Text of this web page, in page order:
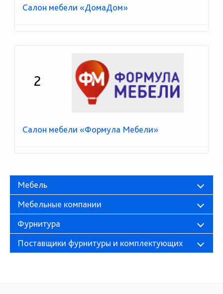
Салон мебели «ДомаДом»
2
Салон мебели «Формула Мебели»
Мебель
Мебельные компании
Фурнитура
Поставщики фурнитуры и комплектующих